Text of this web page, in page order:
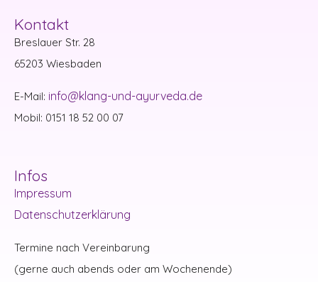
Kontakt
Breslauer Str. 28
65203 Wiesbaden
E-Mail: info@klang-und-ayurveda.de
Mobil: 0151 18 52 00 07
Infos
Impressum
Datenschutzerklärung
Termine nach Vereinbarung
(gerne auch abends oder am Wochenende)